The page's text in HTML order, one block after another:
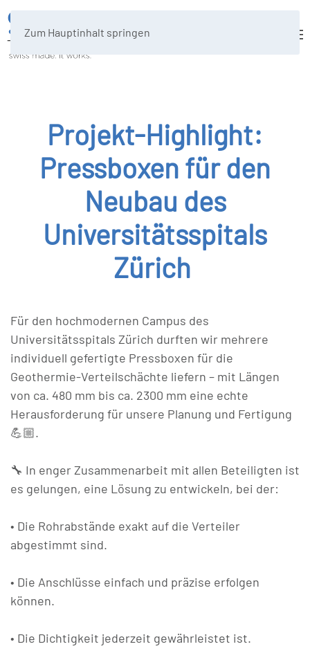
Zum Hauptinhalt springen
Projekt-Highlight:
Pressboxen für den
Neubau des
Universitätsspitals
Zürich
Für den hochmodernen Campus des
Universitätsspitals Zürich durften wir mehrere
individuell gefertigte Pressboxen für die
Geothermie-Verteilschächte liefern – mit Längen
von ca. 480 mm bis ca. 2300 mm eine echte
Herausforderung für unsere Planung und Fertigung
💪🏼.
🔧 In enger Zusammenarbeit mit allen Beteiligten ist
es gelungen, eine Lösung zu entwickeln, bei der:
• Die Rohrabstände exakt auf die Verteiler
abgestimmt sind.
• Die Anschlüsse einfach und präzise erfolgen
können.
• Die Dichtigkeit jederzeit gewährleistet ist.